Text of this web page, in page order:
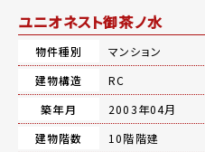
ユニオネスト御茶ノ水
物件種別
マンション
建物構造
RC
築年月
2003年04月
建物階数
10階階建